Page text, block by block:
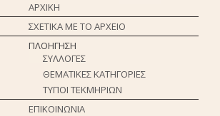
ΑΡΧΙΚΗ
ΣΧΕΤΙΚΑ ΜΕ ΤΟ ΑΡΧΕΙΟ
ΠΛΟΗΓΗΣΗ
ΣΥΛΛΟΓΕΣ
ΘΕΜΑΤΙΚΕΣ ΚΑΤΗΓΟΡΙΕΣ
ΤΥΠΟΙ ΤΕΚΜΗΡΙΩΝ
ΕΠΙΚΟΙΝΩΝΙΑ